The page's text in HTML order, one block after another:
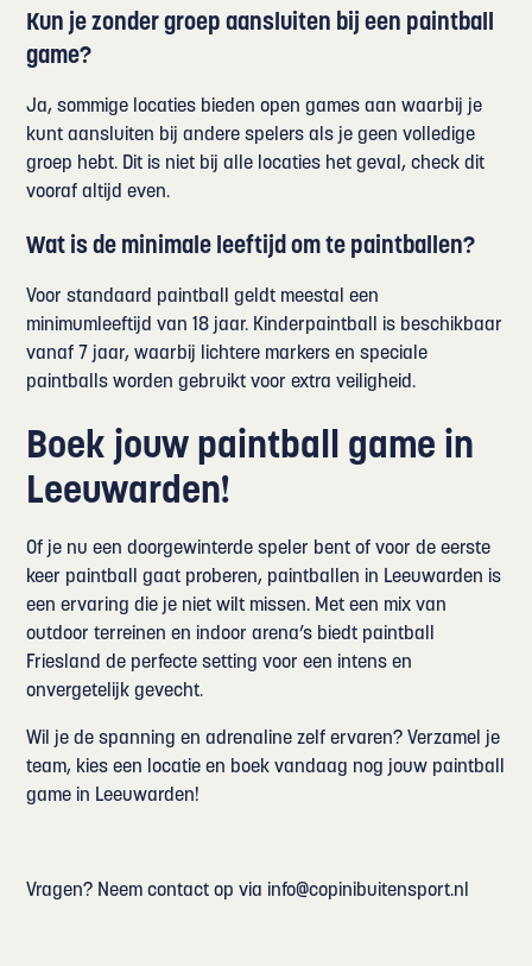
Kun je zonder groep aansluiten bij een paintball
game?
Ja, sommige locaties bieden open games aan waarbij je
kunt aansluiten bij andere spelers als je geen volledige
groep hebt. Dit is niet bij alle locaties het geval, check dit
vooraf altijd even.
Wat is de minimale leeftijd om te paintballen?
Voor standaard paintball geldt meestal een
minimumleeftijd van 18 jaar. Kinderpaintball is beschikbaar
vanaf 7 jaar, waarbij lichtere markers en speciale
paintballs worden gebruikt voor extra veiligheid.
Boek jouw paintball game in
Leeuwarden!
Of je nu een doorgewinterde speler bent of voor de eerste
keer paintball gaat proberen, paintballen in Leeuwarden is
een ervaring die je niet wilt missen. Met een mix van
outdoor terreinen en indoor arena’s biedt paintball
Friesland de perfecte setting voor een intens en
onvergetelijk gevecht.
Wil je de spanning en adrenaline zelf ervaren? Verzamel je
team, kies een locatie en boek vandaag nog jouw paintball
game in Leeuwarden!
Vragen? Neem contact op via info@copinibuitensport.nl